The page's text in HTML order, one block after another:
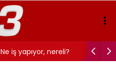
iş yapıyor, nereli? QUICK